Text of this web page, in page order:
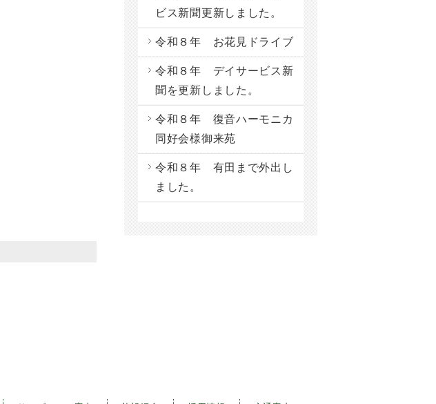
ビス新聞更新しました。
令和８年 お花見ドライブ
令和８年 デイサービス新
聞を更新しました。
令和８年 復音ハーモニカ
同好会様御来苑
令和８年 有田まで外出し
ました。